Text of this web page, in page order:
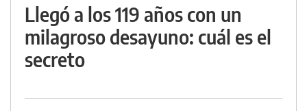
Llegó a los 119 años con un
milagroso desayuno: cuál es el
secreto